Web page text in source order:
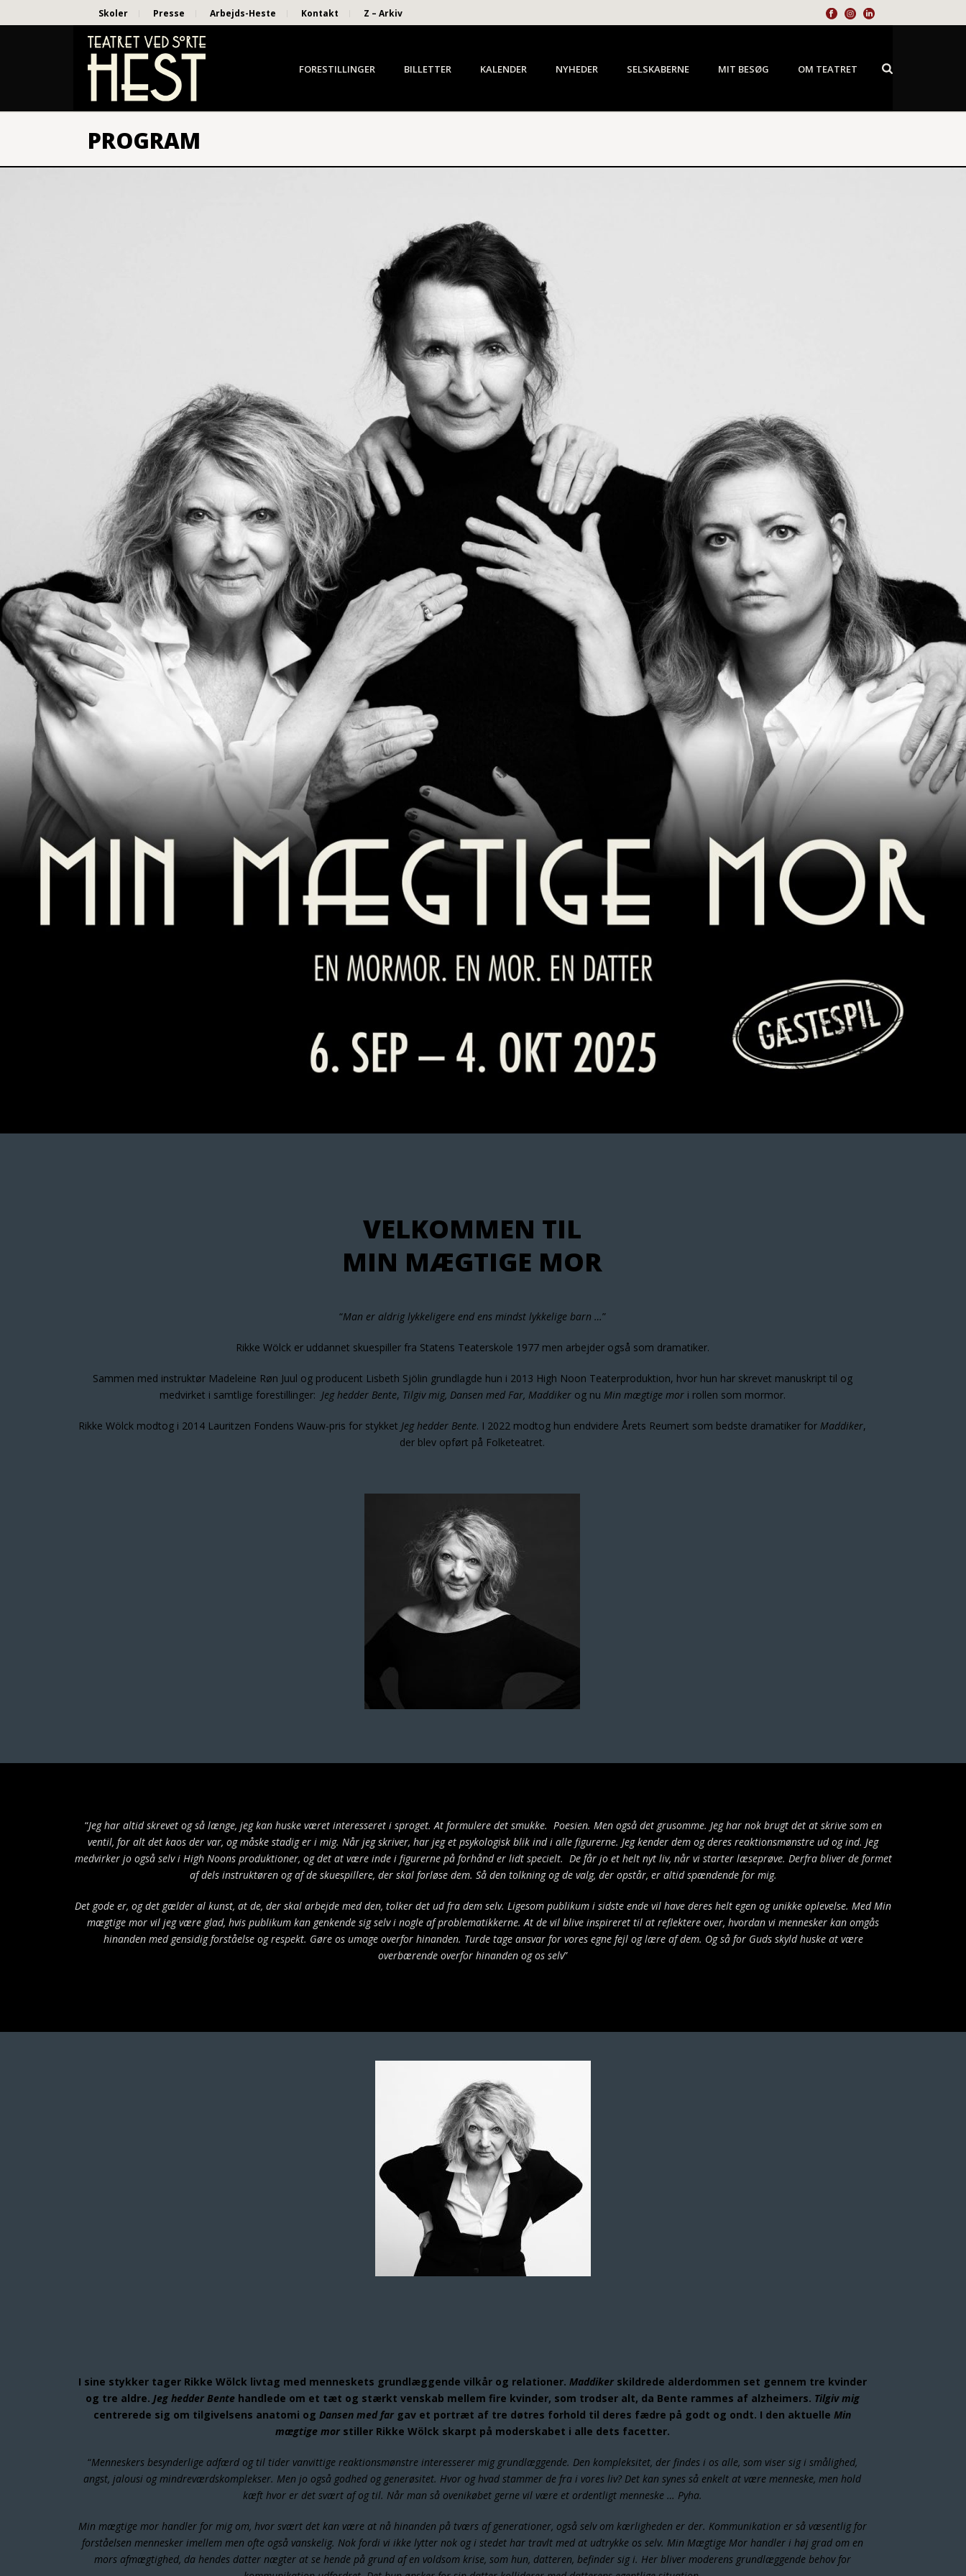
Skoler Presse Arbejds-Heste Kontakt Z – Arkiv
FORESTILLINGER BILLETTER KALENDER NYHEDER SELSKABERNE MIT BESØG OM TEATRET
PROGRAM
VELKOMMEN TIL
MIN MÆGTIGE MOR
“Man er aldrig lykkeligere end ens mindst lykkelige barn …”
Rikke Wölck er uddannet skuespiller fra Statens Teaterskole 1977 men arbejder også som dramatiker.
Sammen med instruktør Madeleine Røn Juul og producent Lisbeth Sjölin grundlagde hun i 2013 High Noon Teaterproduktion, hvor hun har skrevet manuskript til og
medvirket i samtlige forestillinger: Jeg hedder Bente, Tilgiv mig, Dansen med Far, Maddikerog nu Min mægtige mor i rollen som mormor.
Rikke Wölck modtog i 2014 Lauritzen Fondens Wauw-pris for stykket Jeg hedder Bente. I 2022 modtog hun endvidere Årets Reumert som bedste dramatiker for Maddiker,
der blev opført på Folketeatret.
“Jeg har altid skrevet og så længe, jeg kan huske været interesseret i sproget. At formulere det smukke. Poesien. Men også det grusomme. Jeg har nok brugt det at skrive som en
ventil, for alt det kaos der var, og måske stadig er i mig. Når jeg skriver, har jeg et psykologisk blik ind i alle figurerne. Jeg kender dem og deres reaktionsmønstre ud og ind. Jeg
medvirker jo også selv i High Noons produktioner, og det at være inde i figurerne på forhånd er lidt specielt. De får jo et helt nyt liv, når vi starter læseprøve. Derfra bliver de formet
af dels instruktøren og af de skuespillere, der skal forløse dem. Så den tolkning og de valg, der opstår, er altid spændende for mig.
Det gode er, og det gælder al kunst, at de, der skal arbejde med den, tolker det ud fra dem selv. Ligesom publikum i sidste ende vil have deres helt egen og unikke oplevelse. Med Min
mægtige mor vil jeg være glad, hvis publikum kan genkende sig selv i nogle af problematikkerne. At de vil blive inspireret til at reflektere over, hvordan vi mennesker kan omgås
hinanden med gensidig forståelse og respekt. Gøre os umage overfor hinanden. Turde tage ansvar for vores egne fejl og lære af dem. Og så for Guds skyld huske at være
overbærende overfor hinanden og os selv”
I sine stykker tager Rikke Wölck livtag med menneskets grundlæggende vilkår og relationer. Maddikerskildrede alderdommen set gennem tre kvinder
og tre aldre. Jeg hedder Bentehandlede om et tæt og stærkt venskab mellem fire kvinder, som trodser alt, da Bente rammes af alzheimers. Tilgiv mig
centrerede sig om tilgivelsens anatomi og Dansen med far gav et portræt af tre døtres forhold til deres fædre på godt og ondt. I den aktuelle Min
mægtige morstiller Rikke Wölck skarpt på moderskabet i alle dets facetter.
“Menneskers besynderlige adfærd og til tider vanvittige reaktionsmønstre interesserer mig grundlæggende. Den kompleksitet, der findes i os alle, som viser sig i smålighed,
angst, jalousi og mindreværdskomplekser. Men jo også godhed og generøsitet. Hvor og hvad stammer de fra i vores liv? Det kan synes så enkelt at være menneske, men hold
kæft hvor er det svært af og til. Når man så ovenikøbet gerne vil være et ordentligt menneske … Pyha.
Min mægtige mor handler for mig om, hvor svært det kan være at nå hinanden på tværs af generationer, også selv om kærligheden er der. Kommunikation er så væsentlig for
forståelsen mennesker imellem men ofte også vanskelig. Nok fordi vi ikke lytter nok og i stedet har travlt med at udtrykke os selv. Min Mægtige Mor handler i høj grad om en
mors afmægtighed, da hendes datter nægter at se hende på grund af en voldsom krise, som hun, datteren, befinder sig i. Her bliver moderens grundlæggende behov for